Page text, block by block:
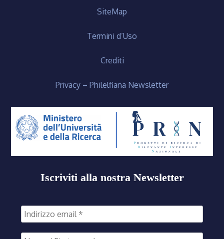
SiteMap
Termini d’Uso
Crediti
Privacy – Philelfiana Newsletter
Iscriviti alla nostra Newsletter